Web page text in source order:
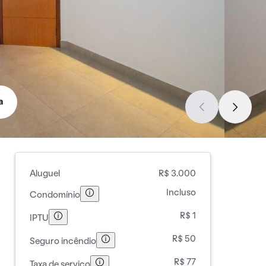
Aluguel R$ 3.000
Condomínio Incluso
IPTU R$ 1
Seguro incêndio R$ 50
R$ 77